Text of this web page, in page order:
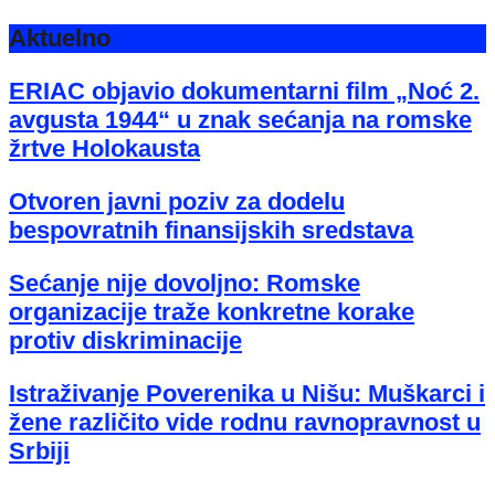
Aktuelno
ERIAC objavio dokumentarni film „Noć 2.
avgusta 1944“ u znak sećanja na romske
žrtve Holokausta
Otvoren javni poziv za dodelu
bespovratnih finansijskih sredstava
Sećanje nije dovoljno: Romske
organizacije traže konkretne korake
protiv diskriminacije
Istraživanje Poverenika u Nišu: Muškarci i
žene različito vide rodnu ravnopravnost u
Srbiji